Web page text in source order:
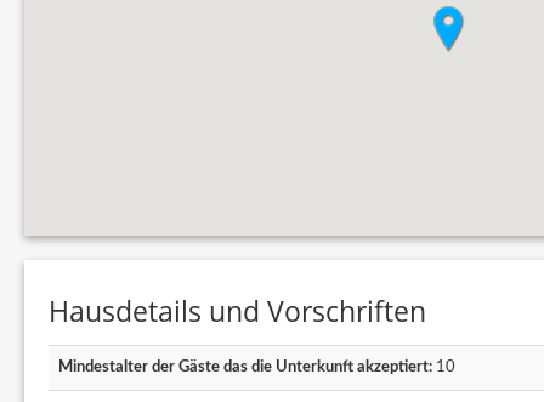
Hausdetails und Vorschriften
Mindestalter der Gäste das die Unterkunft akzeptiert: 10